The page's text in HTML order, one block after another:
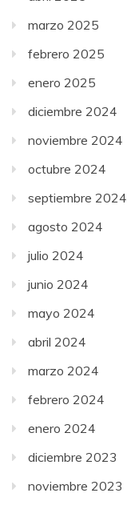
marzo 2025
febrero 2025
enero 2025
diciembre 2024
noviembre 2024
octubre 2024
septiembre 2024
agosto 2024
julio 2024
junio 2024
mayo 2024
abril 2024
marzo 2024
febrero 2024
enero 2024
diciembre 2023
noviembre 2023